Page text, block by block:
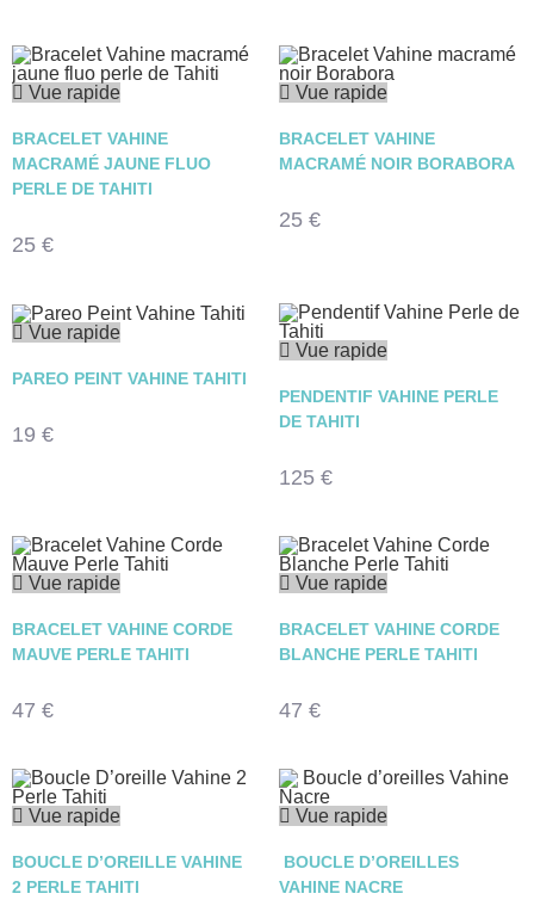
Vue rapide
BRACELET VAHINE
MACRAMÉ JAUNE FLUO
PERLE DE TAHITI
25 €
Vue rapide
BRACELET VAHINE
MACRAMÉ NOIR BORABORA
25 €
Vue rapide
PAREO PEINT VAHINE TAHITI
19 €
Vue rapide
PENDENTIF VAHINE PERLE
DE TAHITI
125 €
Vue rapide
BRACELET VAHINE CORDE
MAUVE PERLE TAHITI
47 €
Vue rapide
BRACELET VAHINE CORDE
BLANCHE PERLE TAHITI
47 €
Vue rapide
BOUCLE D’OREILLE VAHINE
2 PERLE TAHITI
Vue rapide
BOUCLE D’OREILLES
VAHINE NACRE